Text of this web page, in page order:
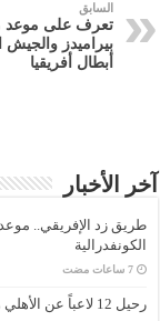
السابق
تعرف على موعد
بيراميدز
أبطال أفريقيا
آخر الأخبار
طريق زد الإفريقي..
الكونفدرالية
‏7 ساعات مضت
رحيل 12 لاعباً عن الأهلي هذا الصيف.. وتريزيجيه وديانج وبن رمضان في المقدمة